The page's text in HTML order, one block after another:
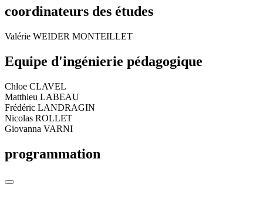
coordinateurs des études
Valérie WEIDER MONTEILLET
Equipe d'ingénierie pédagogique
Chloe CLAVEL
Matthieu LABEAU
Frédéric LANDRAGIN
Nicolas ROLLET
Giovanna VARNI
programmation